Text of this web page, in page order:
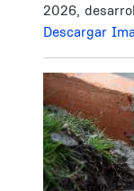
2026,
Descargar